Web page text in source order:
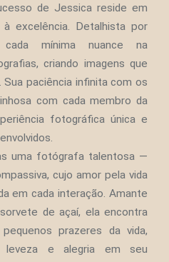
de Jessica reside em
à excelência. Detalhista por
mínima nuance na
criando imagens que
paciência infinita com os
com cada membro da
fotográfica única e
uma fotógrafa talentosa —
cujo amor pela vida
em cada interação. Amante
de açaí, ela encontra
prazeres da vida,
leveza e alegria em seu